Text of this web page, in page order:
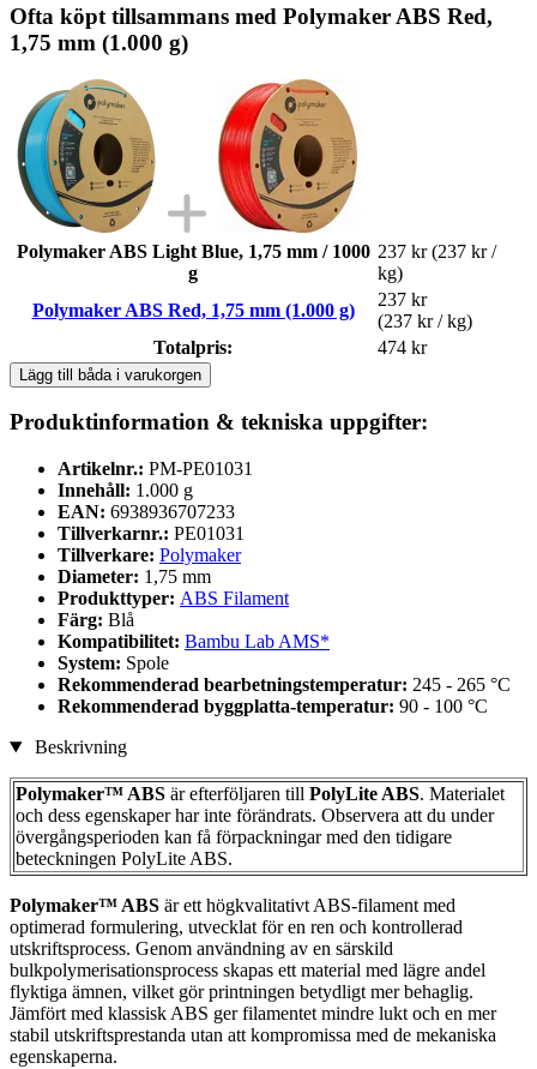
Ofta köpt tillsammans med Polymaker ABS Red,
1,75 mm (1.000 g)
Polymaker ABS Light Blue, 1,75 mm / 1000
g
237 kr (237 kr /
kg)
Polymaker ABS Red, 1,75 mm (1.000 g)
237 kr
(237 kr / kg)
Totalpris:
474 kr
Lägg till båda i varukorgen
Produktinformation & tekniska uppgifter:
Artikelnr.: PM-PE01031
Innehåll: 1.000 g
EAN: 6938936707233
Tillverkarnr.: PE01031
Tillverkare: Polymaker
Diameter: 1,75 mm
Produkttyper: ABS Filament
Färg: Blå
Kompatibilitet: Bambu Lab AMS*
System: Spole
Rekommenderad bearbetningstemperatur: 245 - 265 °C
Rekommenderad byggplatta-temperatur: 90 - 100 °C
Beskrivning
Polymaker™ ABS är efterföljaren till PolyLite ABS. Materialet
och dess egenskaper har inte förändrats. Observera att du under
övergångsperioden kan få förpackningar med den tidigare
beteckningen PolyLite ABS.
Polymaker™ ABS är ett högkvalitativt ABS-filament med
optimerad formulering, utvecklat för en ren och kontrollerad
utskriftsprocess. Genom användning av en särskild
bulkpolymerisationsprocess skapas ett material med lägre andel
flyktiga ämnen, vilket gör printningen betydligt mer behaglig.
Jämfört med klassisk ABS ger filamentet mindre lukt och en mer
stabil utskriftsprestanda utan att kompromissa med de mekaniska
egenskaperna.